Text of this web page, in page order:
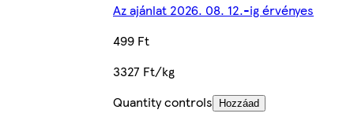
Az ajánlat 2026. 08. 12.-ig érvényes
499 Ft
3327 Ft/kg
Quantity controls
Hozzáad